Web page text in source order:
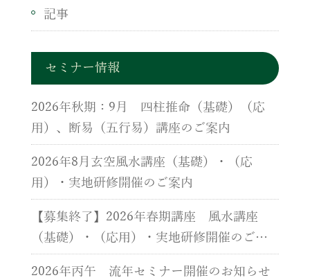
記事
セミナー情報
2026年秋期：9月 四柱推命（基礎）（応
用）、断易（五行易）講座のご案内
2026年8月玄空風水講座（基礎）・（応
用）・実地研修開催のご案内
【募集終了】2026年春期講座 風水講座
（基礎）・（応用）・実地研修開催のご案
内
2026年丙午 流年セミナー開催のお知らせ